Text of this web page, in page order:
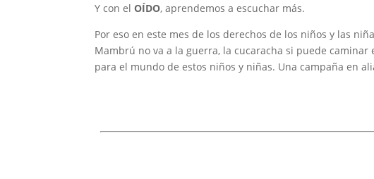
Y con elOÍDO, aprendemos a escuchar más.
Por eso en este mes de los derechos de los niños y las
Mambrú no va a la guerra, la cucaracha si puede
para el mundo de estos niños y niñas. Una campaña en